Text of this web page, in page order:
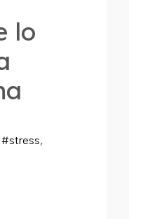
lo
#stress,